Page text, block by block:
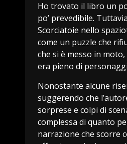
Ho trovato il libro un
po’ prevedibile.
Scorciatoie nello
come un puzzle che
che si è messo in
era pieno di
Nonostante alcune
suggerendo che
sorprese e colpi di
complessa di quanto
narrazione che scorre